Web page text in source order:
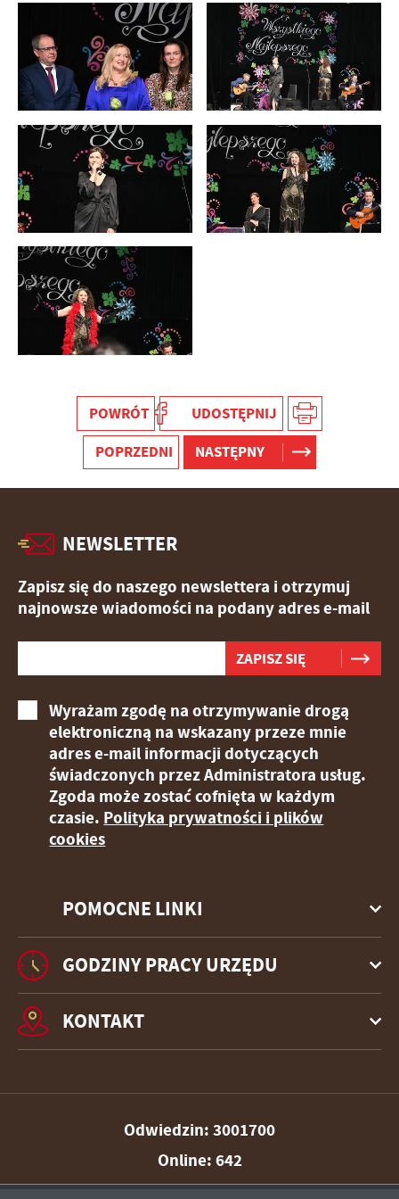
POWRÓT
UDOSTĘPNIJ
POPRZEDNI
NASTĘPNY
POMOCNE LINKI
NEWSLETTER
Zapisz się do naszego newslettera i otrzymuj
najnowsze wiadomości na podany adres e-mail
Wyrażam zgodę na otrzymywanie drogą
elektroniczną na wskazany przeze mnie
adres e-mail informacji dotyczących
świadczonych przez Administratora usług.
Zgoda może zostać cofnięta w każdym
czasie. Polityka prywatności i plików
cookies
GODZINY PRACY URZĘDU
KONTAKT
Odwiedzin: 3001700
Online: 642
stronach podmiotów trzecich lub firm będących naszymi
partnerami oraz innych dostawców usług. Firmy te działają
w charakterze pośredników prezentujących nasze treści w
postaci wiadomości, ofert, komunikatów mediów
społecznościowych.